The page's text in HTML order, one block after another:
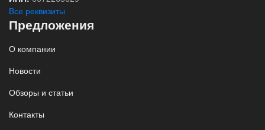
Все реквизиты
Предложения
О компании
Новости
Обзоры и статьи
Контакты